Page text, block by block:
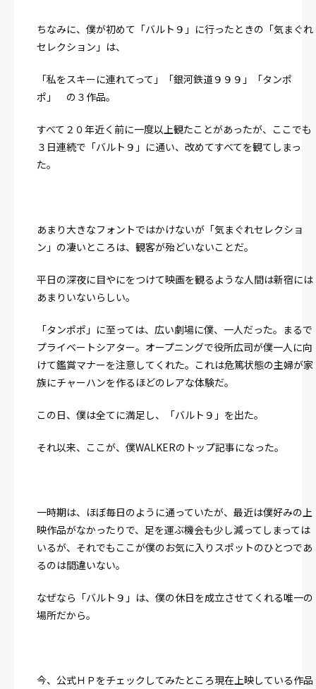
ちなみに、僕が初めて「バルト９」に行ったときの「気まぐれ
セレクション」は、
「私をスキーに連れてって」「銀河鉄道９９９」「タンポ
ポ」 の３作品。
すべて２０年近く前に一度以上観たことがあったが、ここでも
３日連続で「バルト９」に通い、改めてすべてを観てしまっ
た。
あまり大きなフォントではかけないが「気まぐれセレクショ
ン」の凄いところは、観客が殆どいないことだ。
平日の深夜に目やにをつけて映画を観るような人間は新宿には
あまりいないらしい。
「タンポポ」に至っては、広い劇場に僕、一人だった。まるで
プライベートシアター。 オープニングで役所広司が僕一人に向
けて鑑賞マナーを注意してくれた。 これは危篤状態の主婦が家
族にチャーハンを作るほどのレアな体験だ。
この日、僕は全てに満足し、「バルト９」を出た。
それ以来、ここが、僕WALKERのトップ記事になった。
一時期は、ほぼ毎日のように通っていたが、最近は僕好みの上
映作品がなかったりで、足を運ぶ機会も少し減ってしまっては
いるが、それでもここが僕のお気に入りスポットのひとつであ
るのは間違いない。
なぜなら「バルト９」は、僕の休日を成立させてくれる唯一の
場所だから。
今、公式ＨＰをチェックしてみたところ現在上映している作品